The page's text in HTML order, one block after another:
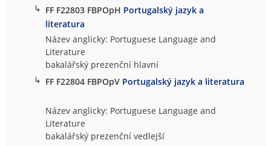
↳ FF F22803 FBPOpH Portugalský jazyk a
literatura
Název anglicky: Portuguese Language and
Literature
bakalářský prezenční hlavní
↳ FF F22804 FBPOpV Portugalský jazyk a literatura
Název anglicky: Portuguese Language and
Literature
bakalářský prezenční vedlejší